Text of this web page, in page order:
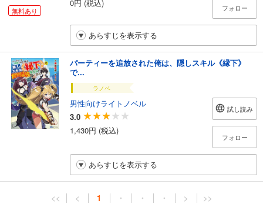
無料あり
0円 (税込)
フォロー
あらすじを表示する
パーティーを追放された俺は、隠しスキル《縁下》
で...
ラノベ
男性向けライトノベル
3.0
1,430円 (税込)
試し読み
フォロー
あらすじを表示する
<< < 1 ・ ・ ・ > >>